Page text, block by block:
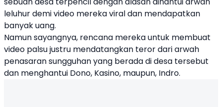
leluhur demi video mereka viral dan mendapatkan
banyak uang.
Namun sayangnya, rencana mereka untuk membuat
video palsu justru mendatangkan teror dari arwah
penasaran sungguhan yang berada di desa tersebut
dan menghantui Dono, Kasino, maupun, Indro.